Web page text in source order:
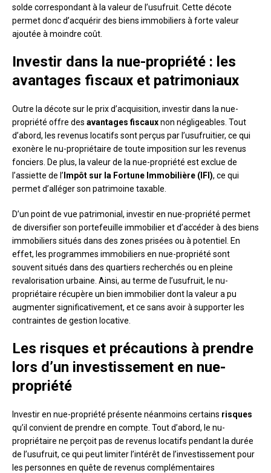
solde correspondant à la valeur de l’usufruit. Cette décote
permet donc d’acquérir des biens immobiliers à forte valeur
ajoutée à moindre coût.
Investir dans la nue-propriété : les
avantages fiscaux et patrimoniaux
Outre la décote sur le prix d’acquisition, investir dans la nue-
propriété offre des avantages fiscauxnon négligeables. Tout
d’abord, les revenus locatifs sont perçus par l’usufruitier, ce qui
exonère le nu-propriétaire de toute imposition sur les revenus
fonciers. De plus, la valeur de la nue-propriété est exclue de
l’assiette de l’ Impôt sur la Fortune Immobilière (IFI), ce qui
permet d’alléger son patrimoine taxable.
D’un point de vue patrimonial, investir en nue-propriété permet
de diversifier son portefeuille immobilier et d’accéder à des biens
immobiliers situés dans des zones prisées ou à potentiel. En
effet, les programmes immobiliers en nue-propriété sont
souvent situés dans des quartiers recherchés ou en pleine
revalorisation urbaine. Ainsi, au terme de l’usufruit, le nu-
propriétaire récupère un bien immobilier dont la valeur a pu
augmenter significativement, et ce sans avoir à supporter les
contraintes de gestion locative.
Les risques et précautions à prendre
lors d’un investissement en nue-
propriété
Investir en nue-propriété présente néanmoins certains risques
qu’il convient de prendre en compte. Tout d’abord, le nu-
propriétaire ne perçoit pas de revenus locatifs pendant la durée
de l’usufruit, ce qui peut limiter l’intérêt de l’investissement pour
les personnes en quête de revenus complémentaires